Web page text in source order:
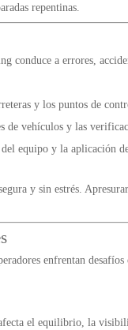
repentinas.
conduce a errores,
y los puntos de
de vehículos y las
equipo y la aplicación
y sin estrés.
enfrentan
el equilibrio, la